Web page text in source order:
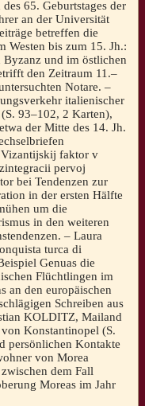
65. Geburtstages der
an der Universität
betreffen die
Westen bis zum 15. Jh.:
Byzanz und im östlichen
den Zeitraum 11.–
Notare. –
italienischer
93–102, 2 Karten),
der Mitte des 14. Jh.
faktor v
pervoj
bei Tendenzen zur
in der ersten Hälfte
um die
in den weiteren
– Laura
turca di
Genuas die
Flüchtlingen im
an den europäischen
Schreiben aus
KOLDITZ, Mailand
Konstantinopel (S.
persönlichen Kontakte
von Morea
dem Fall
Moreas im Jahr